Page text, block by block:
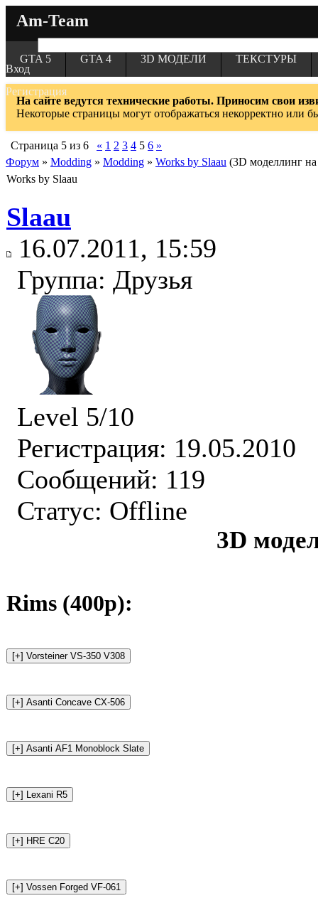
Am-Team
Вход
Регистрация
GTA 5 GTA 4 3D МОДЕЛИ ТЕКСТУРЫ
На сайте ведутся технические работы. Приносим свои
Некоторые страницы могут отображаться некорректно или
Страница 5 из 6 « 1 2 3 4 5 6 »
Форум » Modding » Modding » Works by Slaau (3D моделлинг на
Works by Slaau
Slaau
16.07.2011, 15:59
Группа: Друзья
Level 5/10
Регистрация: 19.05.2010
Сообщений: 119
Статус: Offline
3D
Rims (400р):